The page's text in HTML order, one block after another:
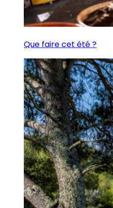
Que faire cet été ?